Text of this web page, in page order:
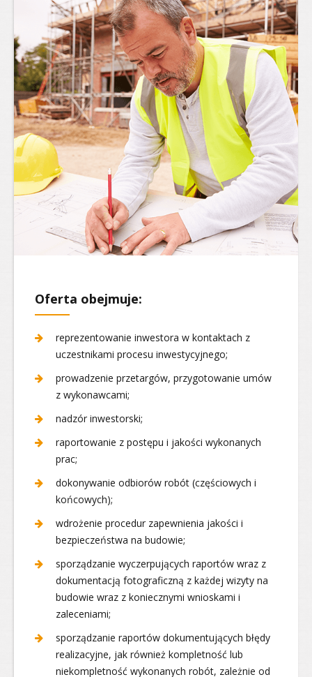
Oferta obejmuje:
reprezentowanie inwestora w kontaktach z
uczestnikami procesu inwestycyjnego;
prowadzenie przetargów, przygotowanie umów
z wykonawcami;
nadzór inwestorski;
raportowanie z postępu i jakości wykonanych
prac;
dokonywanie odbiorów robót (częściowych i
końcowych);
wdrożenie procedur zapewnienia jakości i
bezpieczeństwa na budowie;
sporządzanie wyczerpujących raportów wraz z
dokumentacją fotograficzną z każdej wizyty na
budowie wraz z koniecznymi wnioskami i
zaleceniami;
sporządzanie raportów dokumentujących błędy
realizacyjne, jak również kompletność lub
niekompletność wykonanych robót, zależnie od